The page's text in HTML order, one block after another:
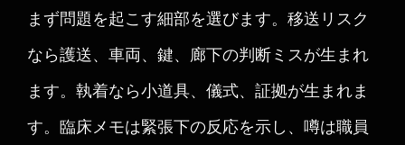
まず問題を起こす細部を選びます。移送リスク
なら護送、車両、鍵、廊下の判断ミスが生まれ
ます。執着なら小道具、儀式、証拠が生まれま
す。臨床メモは緊張下の反応を示し、噂は職員